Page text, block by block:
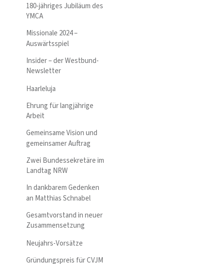
180-jähriges Jubiläum des
YMCA
Missionale 2024 –
Auswärtsspiel
Insider – der Westbund-
Newsletter
Haarleluja
Ehrung für langjährige
Arbeit
Gemeinsame Vision und
gemeinsamer Auftrag
Zwei Bundessekretäre im
Landtag NRW
In dankbarem Gedenken
an Matthias Schnabel
Gesamtvorstand in neuer
Zusammensetzung
Neujahrs-Vorsätze
Gründungspreis für CVJM